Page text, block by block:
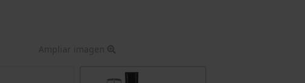
Ampliar imagen